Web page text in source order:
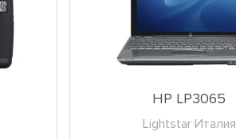
HP LP3065
Lightstar Италия